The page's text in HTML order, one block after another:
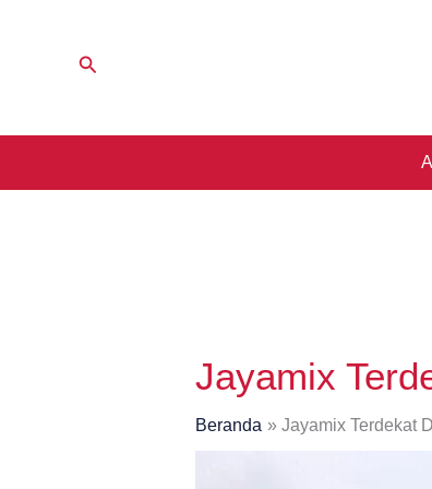
Cari
Jayamix
Beranda Jayamix Terdekat